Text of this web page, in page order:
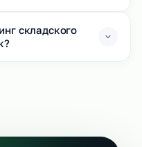
складского